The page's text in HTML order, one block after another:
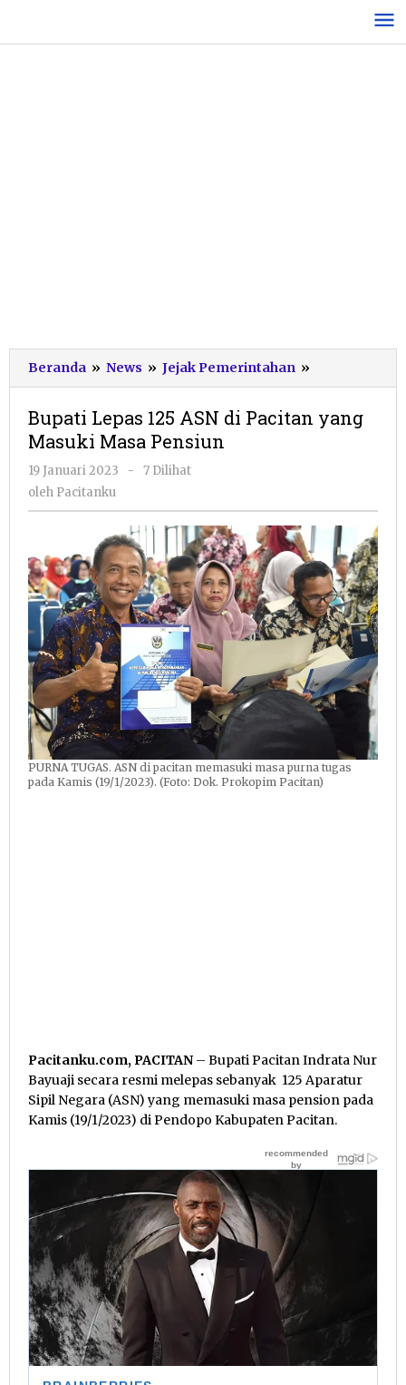
konten
Beranda » News » Jejak Pemerintahan »
Lepas
ASN
Pensiun
Bupati Lepas 125 ASN di Pacitan yang
Masuki Masa Pensiun
19 Januari 2023
oleh
-
7 Dilihat
oleh Pacitanku
PURNA TUGAS. ASN di pacitan memasuki masa purna tugas
pada Kamis (19/1/2023). (Foto: Dok. Prokopim Pacitan)
Pacitanku.com, PACITAN – Bupati Pacitan Indrata Nur
Bayuaji secara resmi melepas sebanyak 125 Aparatur
Sipil Negara (ASN) yang memasuki masa pension pada
Kamis (19/1/2023) di Pendopo Kabupaten Pacitan.